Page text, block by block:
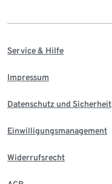
Service & Hilfe
Impressum
Datenschutz und Sicherheit
Einwilligungsmanagement
Widerrufsrecht